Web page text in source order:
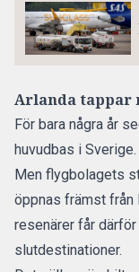
Arlanda tappar
För bara några år
huvudbas i Sverige.
Men flygbolagets
öppnas främst från
resenärer får
slutdestinationer.